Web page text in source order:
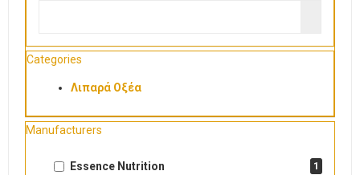
Categories
Λιπαρά Οξέα
Manufacturers
Essence Nutrition 1